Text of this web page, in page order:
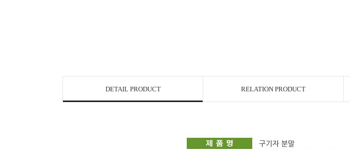
DETAIL PRODUCT RELATION PRODUCT